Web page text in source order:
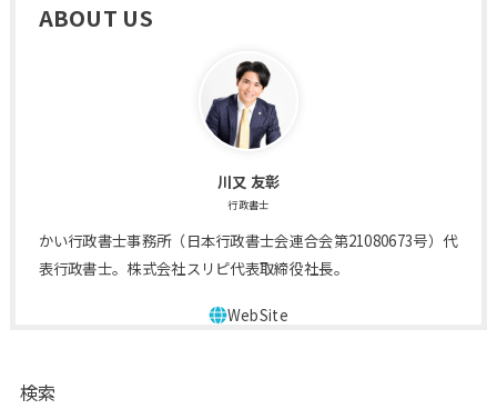
ABOUT US
川又 友彰
行政書士
かい行政書士事務所（日本行政書士会連合会第21080673号）代
表行政書士。株式会社スリピ代表取締役社長。
検索